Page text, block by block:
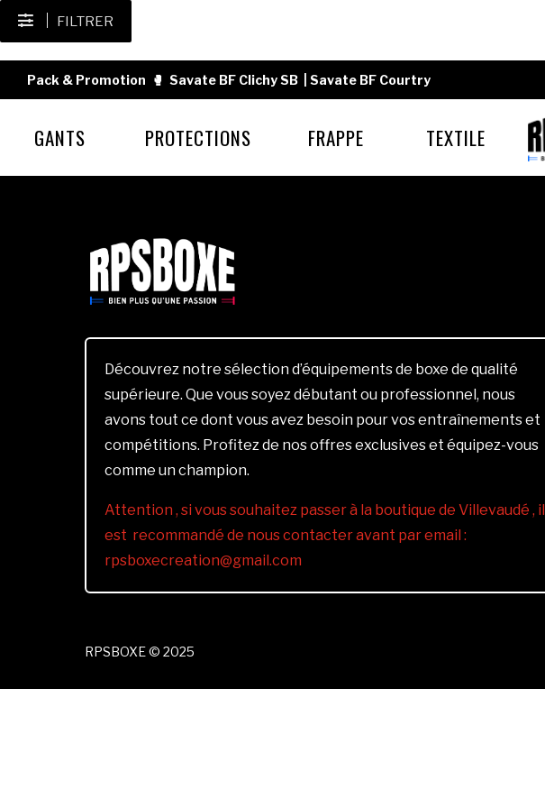
FILTRER
Pack & Promotion 🥊 Savate BF Clichy SB Savate BF Courtry
GANTS PROTECTIONS FRAPPE TEXTILE
Découvrez notre sélection d’équipements de boxe de qualité
supérieure. Que vous soyez débutant ou professionnel, nous
avons tout ce dont vous avez besoin pour vos entraînements et
compétitions. Profitez de nos offres exclusives et équipez-vous
comme un champion.
Attention , si vous souhaitez passer à la boutique de Villevaudé , il
est recommandé de nous contacter avant par email :
rpsboxecreation@gmail.com
RPSBOXE © 2025